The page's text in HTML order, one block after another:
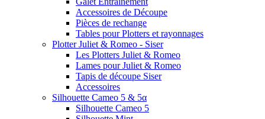
Accessoires de Découpe
Pièces de rechange
Tables pour Plotters et rayonnages
Plotter Juliet & Romeo - Siser
Les Plotters Juliet & Romeo
Lames pour Juliet & Romeo
Tapis de découpe Siser
Accessoires
Silhouette Cameo 5 & 5α
Silhouette Cameo 5